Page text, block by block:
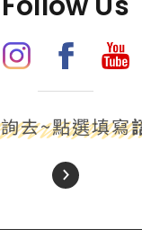
去~點選填寫